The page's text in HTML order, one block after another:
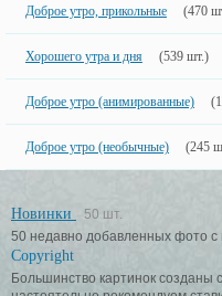
Доброе утро, прикольные (470
Хорошего утра и дня (539 шт.)
Доброе утро (анимированные)
Доброе утро (необычные) (245
Новинки
50 шт.
50 недавно добавленных фото с
Copyright
Большинство картинок созданы